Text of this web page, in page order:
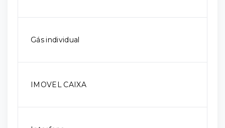
Gás individual
IMOVEL CAIXA